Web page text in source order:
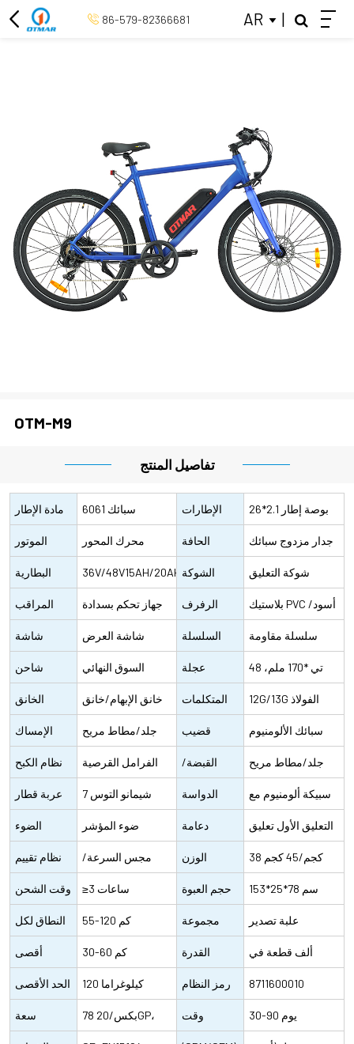
86-579-82366681 AR |
OTM-M9
تفاصيل المنتج
مادة الإطار 6061 سبائك
الألومنيوم
الإطارات 26*2.1 بوصة إطار
كندا الموتور محرك المحور
الخلفي 500
وات/750 وات
الحافة جدار مزدوج سبائك
الألومنيوم البطارية 36V/48V15AH/20AH/LG/SAMSUNG
بطارية ليثيوم
الشوكة
الأمامية
شوكة التعليق
الهيدروليكية
الأمامية
المراقب
المالي
جهاز تحكم بسدادة
مقاومة للماء ذو
كفاءة عالية، موجة
جيبية
الرفرف بلاستيك PVC أسود/
ألومنيوم مع لون شاشة
العرض
شاشة العرض
البلورية
السلسلة سلسلة مقاومة
للصدأ، كي إم سي شاحن السوق النهائي
القابس، 100-240V
50-60HZ 2-4A.
عجلة
السلسلة
48 تي *170 ملم،
بروكلن الخانق خانق الإبهام/خانق
الدوران
المتكلمات 12G/13G الفولاذ
المقاوم للصدأ الإمساك جلد/مطاط مريح قضيب
المقبض
سبائك الألومنيوم
قابلة للتعديل نظام الكبح الفرامل القرصية
الهيدروليكية
القبضة/
السرج
جلد/مطاط مريح
عربة قطار شيمانو التوس 7
سرعات
الدواسة سبيكة ألومنيوم مع
عاكس جيد الضوء ضوء المؤشر دعامة
المقعد
التعليق الأول تعليق
المقعد سبائك
الألومنيوم
نظام تقييم
الأداء
مجس السرعة/
مجس العزم
الوزن
الصافي/
الإجمالي
38 كجم/45 كجم
وقت الشحن ≥3 ساعات حجم العبوة
لكل منتج
وحدة
153*25*78 سم
النطاق لكل
طاقة
55-120 كم مجموعة
النقل
علبة تصدير
أقصى
سرعة
30-60 كم القدرة
الإنتاجية
ألف قطعة في
الشهر الحد الأقصى
للحمولة
120 كيلوغراما رمز النظام
الصحي
8711600010
سعة 78 بكس/20GP، وقت 30-90 يوم
منتصف محرك الدراجة الكهربائية
دراجة كهربائية الرجعية
دراجة المدينة الكهربائية